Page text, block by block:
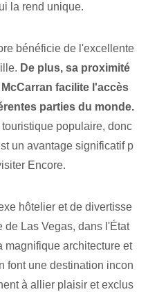
la rend unique.
bénéficie de l'excellente
De plus, sa proximité
facilite l'accès
parties du monde.
populaire, donc
un avantage significatif p
Encore.
hôtelier et de divertisse
de Las Vegas, dans l'État
magnifique architecture et
font une destination incon
à allier plaisir et exclus